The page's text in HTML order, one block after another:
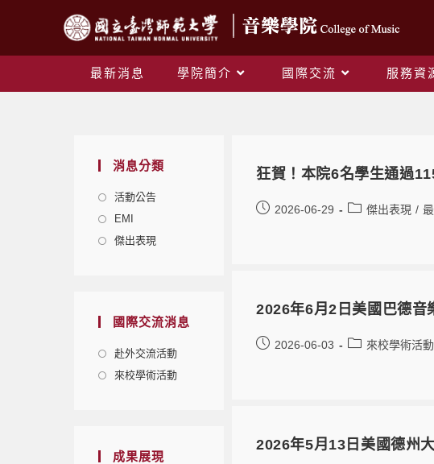
最新消息 學院簡介 國際交流 服務資
消息分類
活動公告
EMI
傑出表現
國際交流消息
赴外交流活動
來校學術活動
成果展現
狂賀！本院6名學生通過
2026-06-29 傑出表現 /
2026年6月2日美國巴德
2026-06-03 來校學術活動
2026年5月13日美國德州